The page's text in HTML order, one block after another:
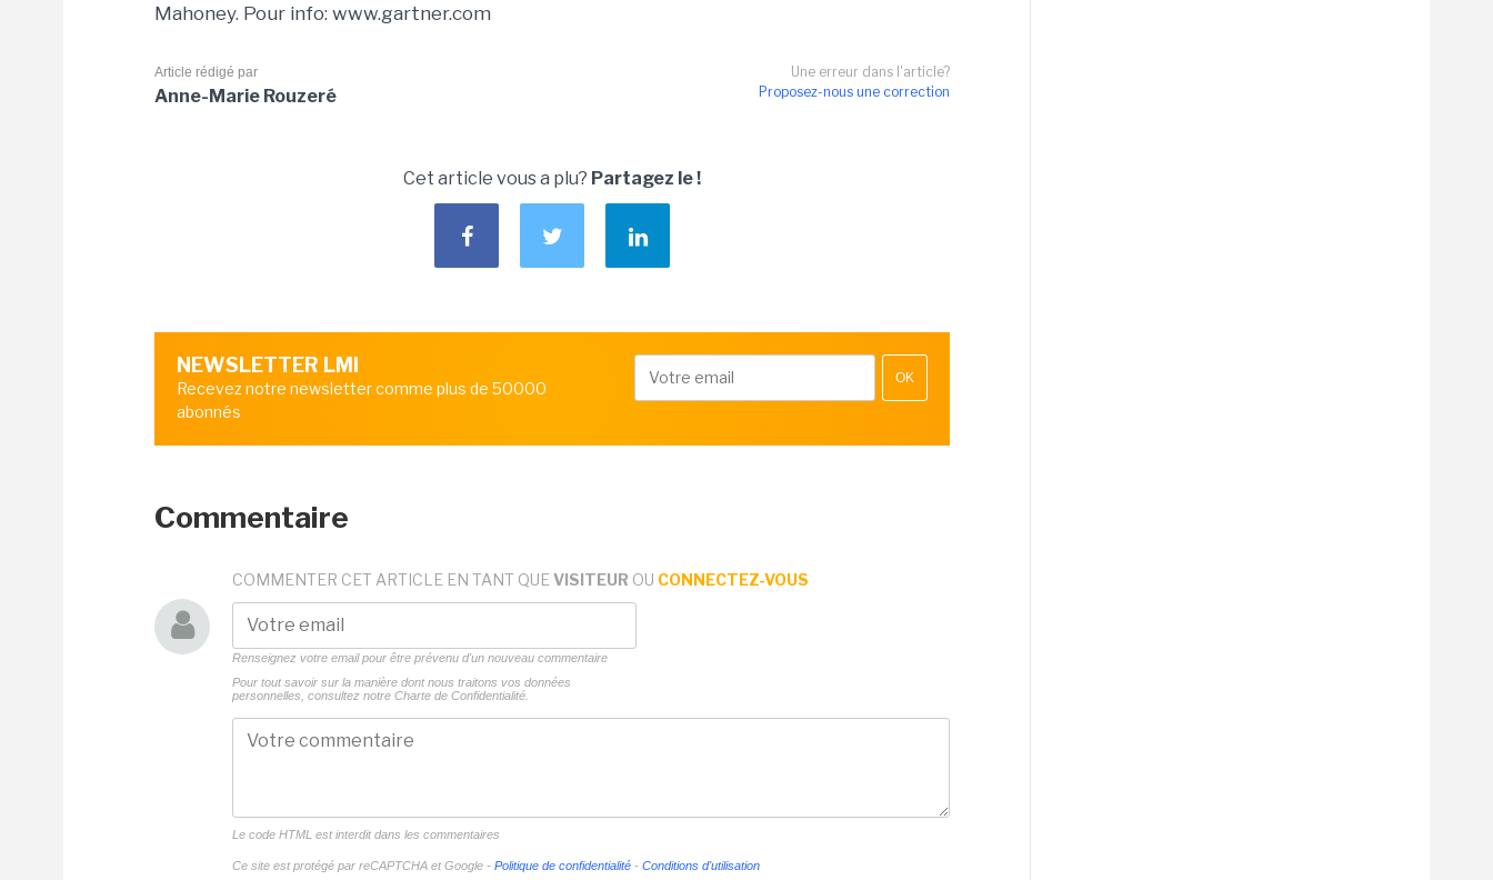
Mahoney. Pour info: www.gartner.com
Une erreur dans l'article?
Proposez-nous une correction
Article rédigé par
Anne-Marie Rouzeré
Cet article vous a plu? Partagez le !
NEWSLETTER LMI
Recevez notre newsletter comme plus de 50000
abonnés
OK
Commentaire
COMMENTER CET ARTICLE EN TANT QUE VISITEUR OU CONNECTEZ-VOUS
Renseignez votre email pour être prévenu d'un nouveau commentaire
Pour tout savoir sur la manière dont nous traitons vos données
personnelles, consultez notre Charte de Confidentialité.
Le code HTML est interdit dans les commentaires
Ce site est protégé par reCAPTCHA et Google - Politique de confidentialité - Conditions d'utilisation